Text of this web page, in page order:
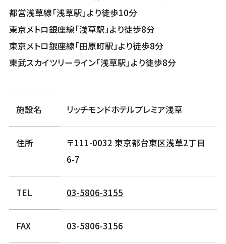
都営浅草線「浅草駅」より徒歩10分
東京メトロ銀座線「浅草駅」より徒歩8分
東京メトロ銀座線「田原町駅」より徒歩8分
東武スカイツリーライン「浅草駅」より徒歩8分
施設名 リッチモンドホテルプレミア浅草
住所
〒111-0032 東京都台東区浅草2丁目
6-7
TEL 03-5806-3155
FAX 03-5806-3156